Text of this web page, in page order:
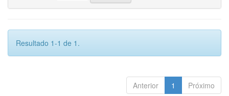
Resultado 1-1 de 1.
Anterior 1 Próximo